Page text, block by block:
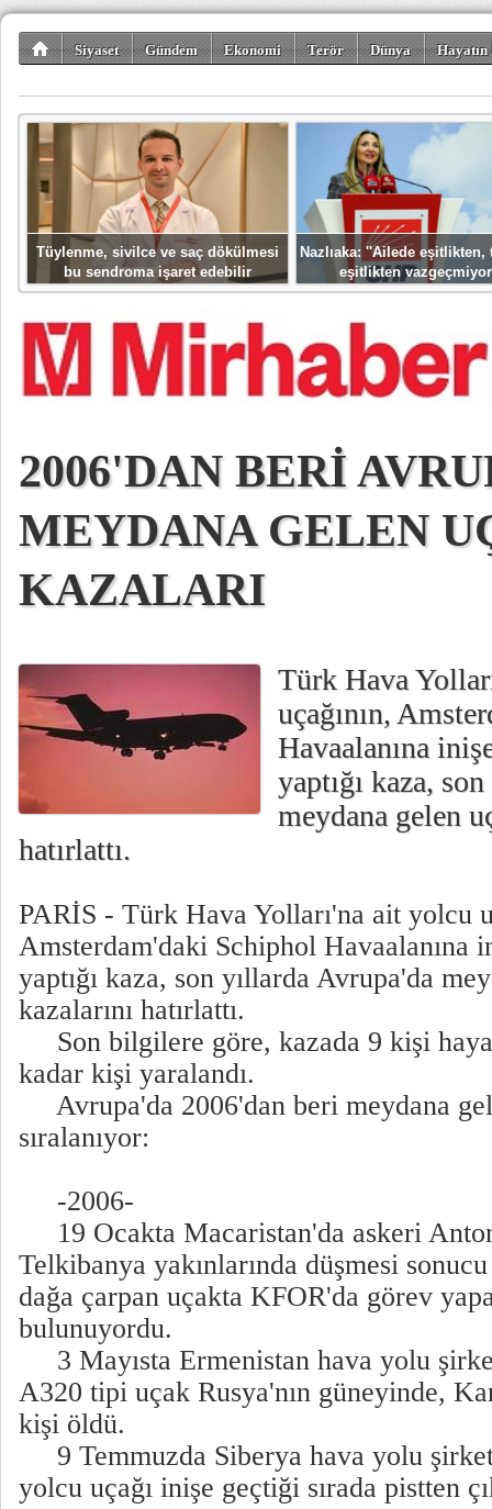
Siyaset Gündem Ekonomi Terör Dünya
Tüylenme, sivilce ve saç dökülmesi
bu sendroma işaret edebilir
Nazlıaka: ''Ailede eşitlikten,
eşitlikten
2006'DAN BERİ
MEYDANA GELEN
KAZALARI
Türk Hava
uçağının,
Havaalanına
yaptığı kaza,
meydana gelen
hatırlattı.
PARİS - Türk Hava Yolları'na ait yolcu
Amsterdam'daki Schiphol Havaalanına
yaptığı kaza, son yıllarda Avrupa'da
kazalarını hatırlattı.
Son bilgilere göre, kazada 9 kişi
kadar kişi yaralandı.
Avrupa'da 2006'dan beri meydana
sıralanıyor:
-2006-
19 Ocakta Macaristan'da askeri
Telkibanya yakınlarında düşmesi
dağa çarpan uçakta KFOR'da görev
bulunuyordu.
3 Mayısta Ermenistan hava yolu
A320 tipi uçak Rusya'nın güneyinde,
kişi öldü.
9 Temmuzda Siberya hava yolu
yolcu uçağı inişe geçtiği sırada pistten